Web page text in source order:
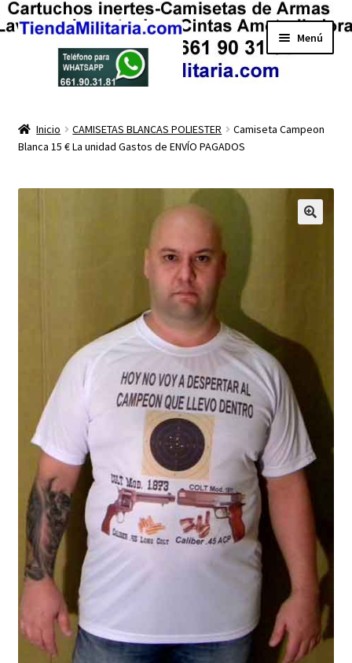
Ir
navegación
Ir
contenido
Menú
Finalizar compra
Carrito
Inicio CAMISETAS BLANCAS POLIESTER
Camiseta Campeon
Blanca 15 € La unidad Gastos de ENVÍO PAGADOS